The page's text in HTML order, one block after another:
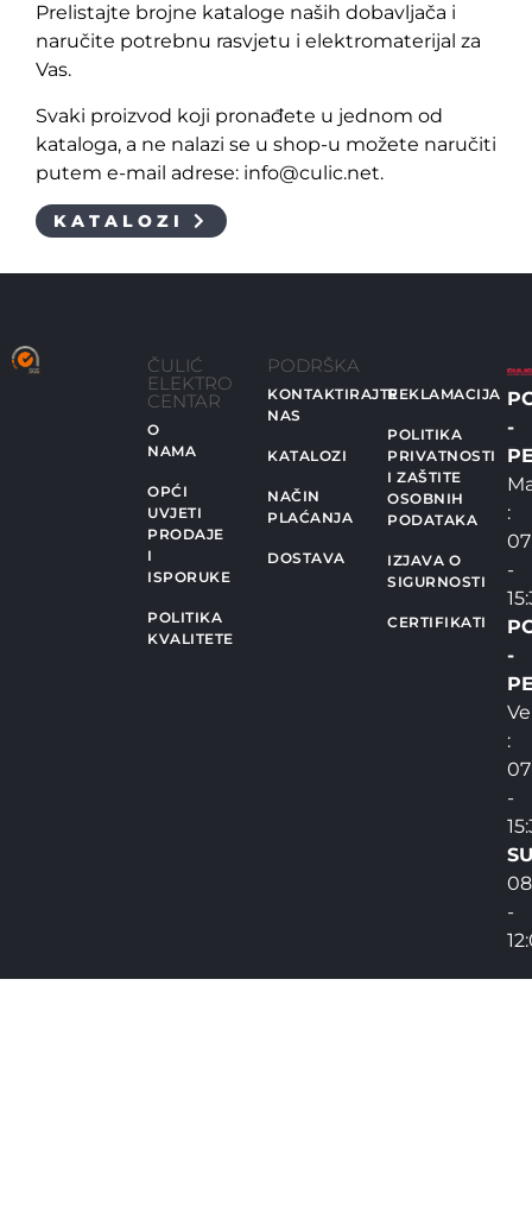
Prelistajte brojne kataloge naših dobavljača i
naručite potrebnu rasvjetu i elektromaterijal za
Vas.
Svaki proizvod koji pronađete u jednom od
kataloga, a ne nalazi se u shop-u možete naručiti
putem e-mail adrese: info@culic.net.
KATALOZI
ČULIĆ
ELEKTRO
CENTAR
O
NAMA
OPĆI
UVJETI
PRODAJE
I
ISPORUKE
POLITIKA
KVALITETE
PODRŠKA
KONTAKTIRAJTE
NAS
KATALOZI
NAČIN
PLAĆANJA
DOSTAVA
REKLAMACIJA
POLITIKA
PRIVATNOSTI
I ZAŠTITE
OSOBNIH
PODATAKA
IZJAVA O
SIGURNOSTI
CERTIFIKATI
-
:
-
-
:
-
-